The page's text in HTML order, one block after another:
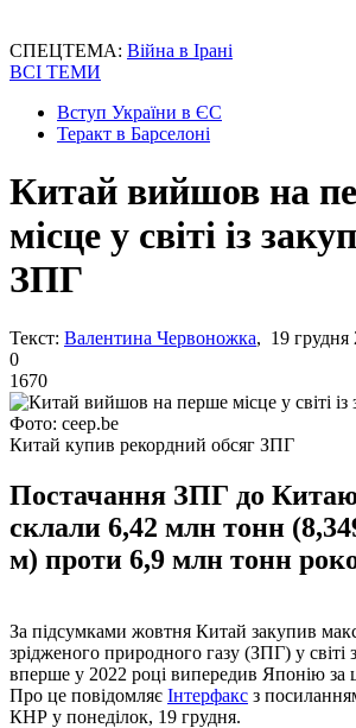
СПЕЦТЕМА: Війна в Ірані
ВСІ ТЕМИ
Вступ України в ЄС
Теракт в Барселоні
Китай вийшов на
місце у світі із
ЗПГ
Текст: Валентина Червоножка, 19 грудня
0
1670
Фото: ceep.be
Китай купив рекордний обсяг ЗПГ
Постачання ЗПГ до Китаю
склали 6,42 млн тонн
м) проти 6,9 млн тонн
За підсумками жовтня Китай закупив
зрідженого природного газу (ЗПГ) у світі
вперше у 2022 році випередив Японію за
Про це повідомляє Інтерфакс з
КНР у понеділок, 19 грудня.